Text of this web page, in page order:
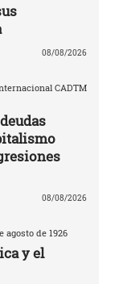
08/08/2026
CADTM
08/08/2026
agosto de 1926
y el